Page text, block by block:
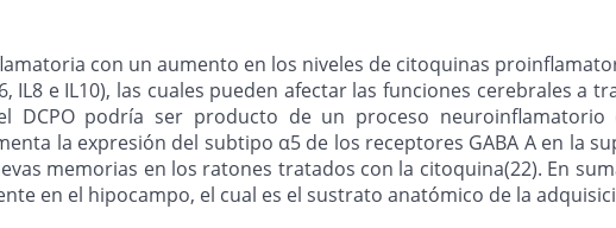
con un aumento en los niveles de citoquinas
IL8 e IL10), las cuales pueden afectar las funciones cerebrales a
DCPO podría ser producto de un proceso neuroinflamatorio
la expresión del subtipo α5 de los receptores GABA A en la
memorias en los ratones tratados con la citoquina(22). En
en el hipocampo, el cual es el sustrato anatómico de la